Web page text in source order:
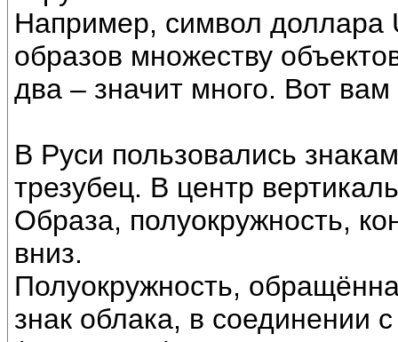
Например, символ доллара
образов множеству
два – значит много. Вот
В Руси пользовались
трезубец. В центр
Образа, полуокружность,
вниз.
Полуокружность,
знак облака, в соединении